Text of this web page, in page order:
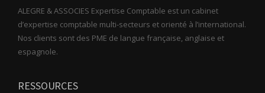
ALEGRE & ASSOCIES Expertise Comptable est un cabinet
d’expertise comptable multi-secteurs et orienté à l’international.
Nos clients sont des PME de langue française, anglaise et
espagnole.
RESSOURCES